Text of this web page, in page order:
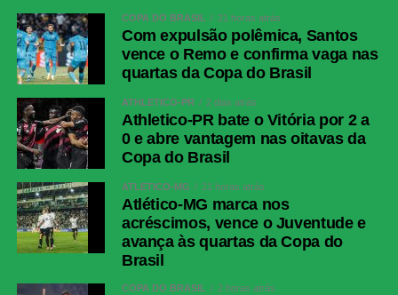
COPA DO BRASIL 21 horas atrás
Com expulsão polêmica, Santos
vence o Remo e confirma vaga nas
quartas da Copa do Brasil
ATHLETICO-PR 2 dias atrás
Athletico-PR bate o Vitória por 2 a
0 e abre vantagem nas oitavas da
Copa do Brasil
ATLÉTICO-MG 21 horas atrás
Atlético-MG marca nos
acréscimos, vence o Juventude e
avança às quartas da Copa do
Brasil
COPA DO BRASIL 2 horas atrás